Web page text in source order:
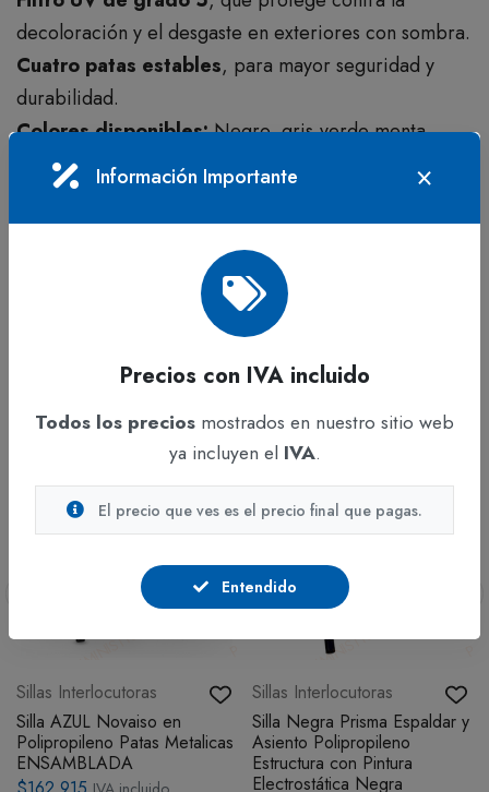
decoloración y el desgaste en exteriores con sombra.
Cuatro patas estables, para mayor seguridad y
durabilidad.
Colores disponibles:Negro, gris,verde menta,
capuchino, arena, naranja y azul.
Garantía:
Sillas Interlocutoras
Silla AZUL Novaiso en
Polipropileno Patas Metalicas
ENSAMBLADA
Sillas Interlocutoras
Silla Negra Prisma Espaldar y
Asiento Polipropileno
Estructura con Pintura
Electrostática Negra
Información Importante
Precios con IVA incluido
Todos los precios mostrados en nuestro sitio web
ya incluyen el IVA.
El precio que ves es el precio final que pagas.
Entendido